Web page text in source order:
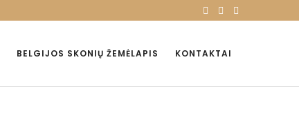
BELGIJOS SKONIŲ ŽEMĖLAPIS KONTAKTAI